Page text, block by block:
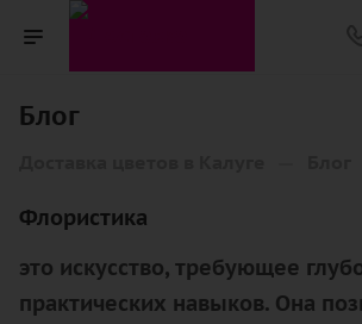
Блог
Флористика
это искусство, требующее
практических навыков. Она